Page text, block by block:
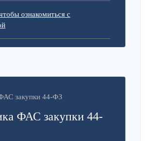
ознакомиться с
закупки 44-ФЗ
ФАС закупки 44-